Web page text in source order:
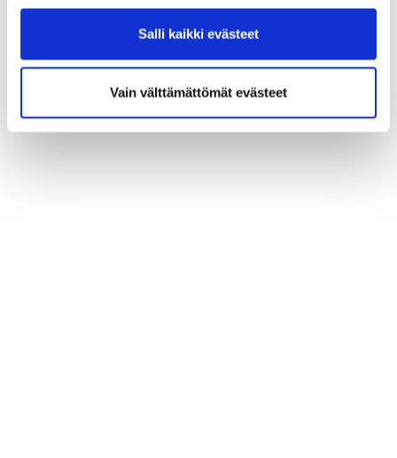
Salli kaikki evästeet
Vain välttämättömät evästeet